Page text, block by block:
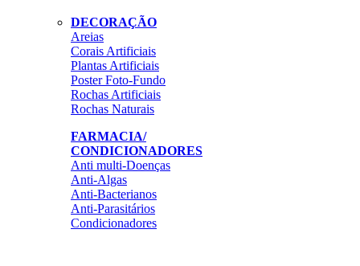
DECORAÇÃO
Areias
Corais Artificiais
Plantas Artificiais
Poster Foto-Fundo
Rochas Artificiais
Rochas Naturais
FARMACIA/
CONDICIONADORES
Anti multi-Doenças
Anti-Algas
Anti-Bacterianos
Anti-Parasitários
Condicionadores